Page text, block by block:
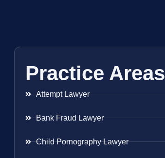
Practice Areas
Attempt Lawyer
Bank Fraud Lawyer
Child Pornography Lawyer